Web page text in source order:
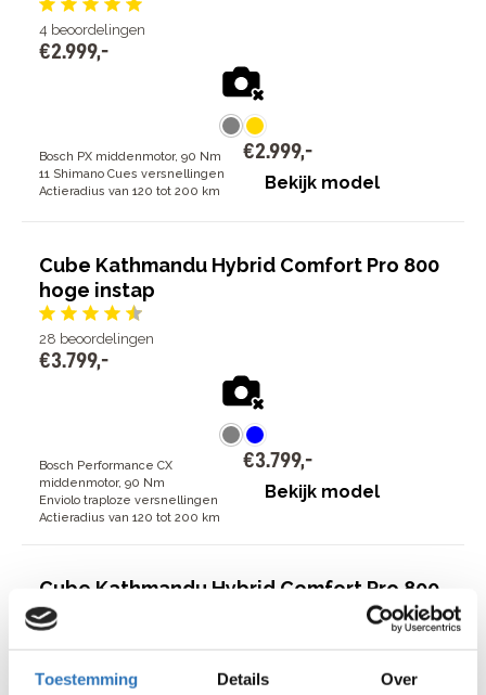
Toestemming Details Over
4 beoordelingen
€2.999,-
Bosch PX middenmotor, 90 Nm
11 Shimano Cues versnellingen
Actieradius van 120 tot 200 km
€2.999,-
Bekijk model
Cube Kathmandu Hybrid Comfort Pro 800
hoge instap
28 beoordelingen
€3.799,-
Bosch Performance CX
middenmotor, 90 Nm
Enviolo traploze versnellingen
Actieradius van 120 tot 200 km
€3.799,-
Bekijk model
Cube Kathmandu Hybrid Comfort Pro 800
lage instap
€3.799,-